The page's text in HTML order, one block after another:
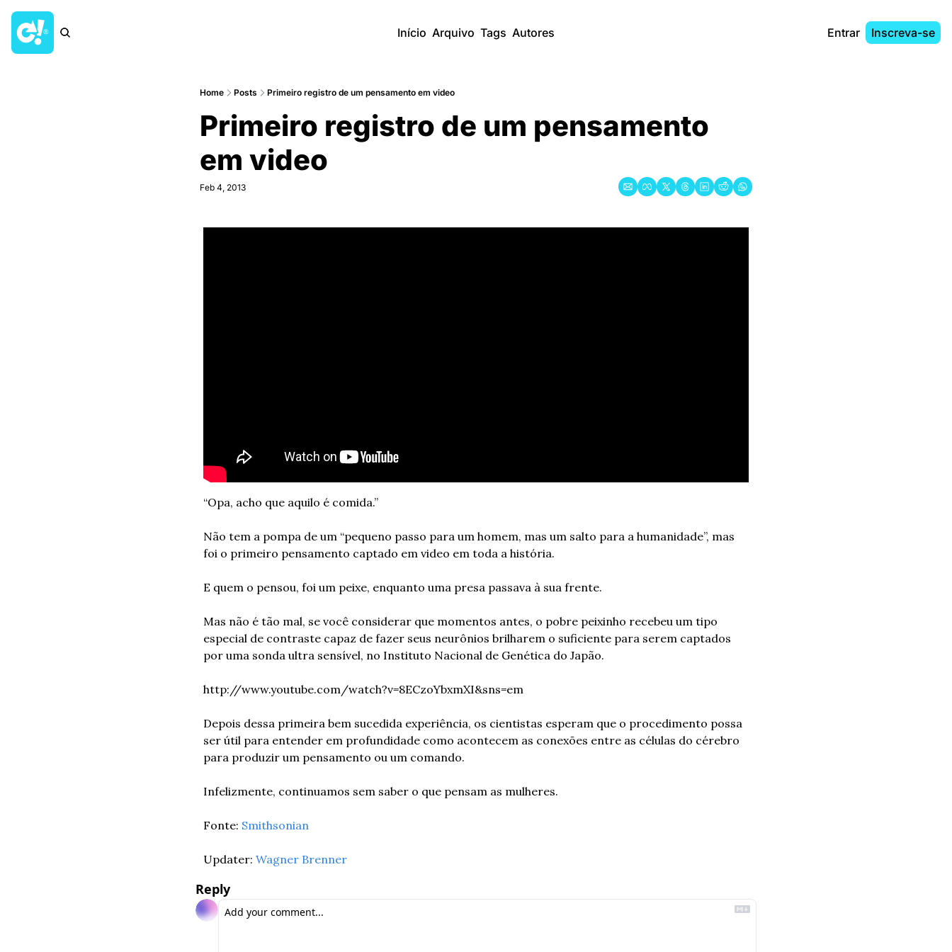
Início Arquivo Tags Autores Entrar Inscreva-se
Home Posts Primeiro registro de um pensamento em video
Primeiro registro de um pensamento
em video
Feb 4, 2013
“Opa, acho que aquilo é comida.”
Não tem a pompa de um “pequeno passo para um homem, mas um salto para a humanidade”, mas
foi o primeiro pensamento captado em video em toda a história.
E quem o pensou, foi um peixe, enquanto uma presa passava à sua frente.
Mas não é tão mal, se você considerar que momentos antes, o pobre peixinho recebeu um tipo
especial de contraste capaz de fazer seus neurônios brilharem o suficiente para serem captados
por uma sonda ultra sensível, no Instituto Nacional de Genética do Japão.
http://www.youtube.com/watch?v=8ECzoYbxmXI&sns=em
Depois dessa primeira bem sucedida experiência, os cientistas esperam que o procedimento possa
ser útil para entender em profundidade como acontecem as conexões entre as células do cérebro
para produzir um pensamento ou um comando.
Infelizmente, continuamos sem saber o que pensam as mulheres.
Fonte: Smithsonian
Updater: Wagner Brenner
Reply